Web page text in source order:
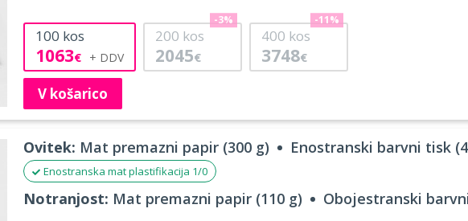
100 kos
1063€
200 kos
2045€
-3%
400 kos
3748€
-11%
V košarico
Ovitek: Mat premazni papir (300 g) Enostranski barvni tisk
Enostranska mat plastifikacija 1/0
Notranjost: Mat premazni papir (110 g) Obojestranski